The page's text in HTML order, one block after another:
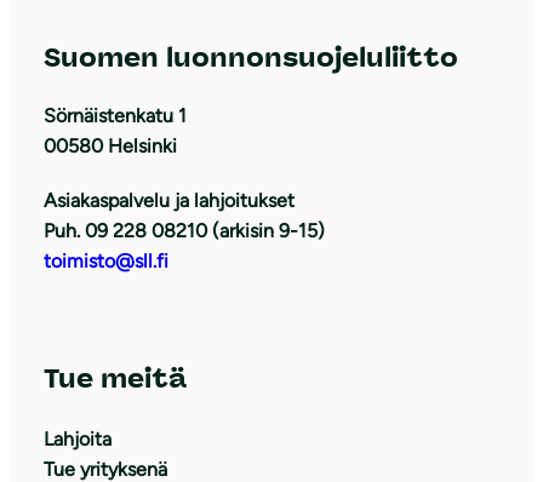
Suomen luonnonsuojeluliitto
Sörnäistenkatu 1
00580 Helsinki
Asiakaspalvelu ja lahjoitukset
Puh. 09 228 08210 (arkisin 9-15)
toimisto@sll.fi
Tue meitä
Lahjoita
Tue yrityksenä